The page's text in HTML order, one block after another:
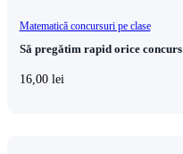
Matematică concursuri pe clase
Să pregătim rapid orice
16,00 lei